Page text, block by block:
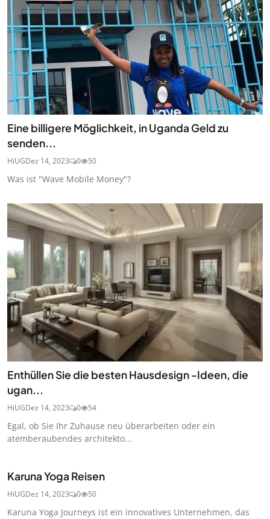
Eine billigere Möglichkeit, in Uganda Geld zu
senden...
HiUGDez 14, 2023 0 50
Was ist "Wave Mobile Money"?
Enthüllen Sie die besten Hausdesign -Ideen, die
ugan...
HiUGDez 14, 2023 0 54
Egal, ob Sie Ihr Zuhause neu überarbeiten oder ein
atemberaubendes architekto...
Karuna Yoga Reisen
HiUGDez 14, 2023 0 50
Karuna Yoga Journeys ist ein innovatives Unternehmen, das